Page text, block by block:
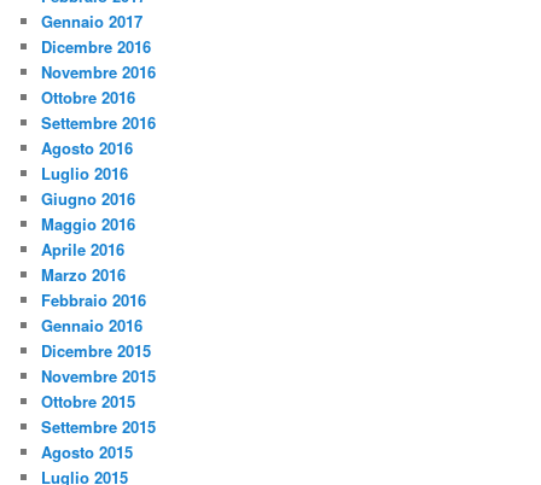
Gennaio 2017
Dicembre 2016
Novembre 2016
Ottobre 2016
Settembre 2016
Agosto 2016
Luglio 2016
Giugno 2016
Maggio 2016
Aprile 2016
Marzo 2016
Febbraio 2016
Gennaio 2016
Dicembre 2015
Novembre 2015
Ottobre 2015
Settembre 2015
Agosto 2015
Luglio 2015